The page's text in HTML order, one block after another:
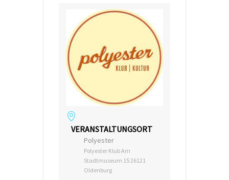
VERANSTALTUNGSORT
Polyester
Polyester Klub Am
Stadtmuseum 15 26121
Oldenburg